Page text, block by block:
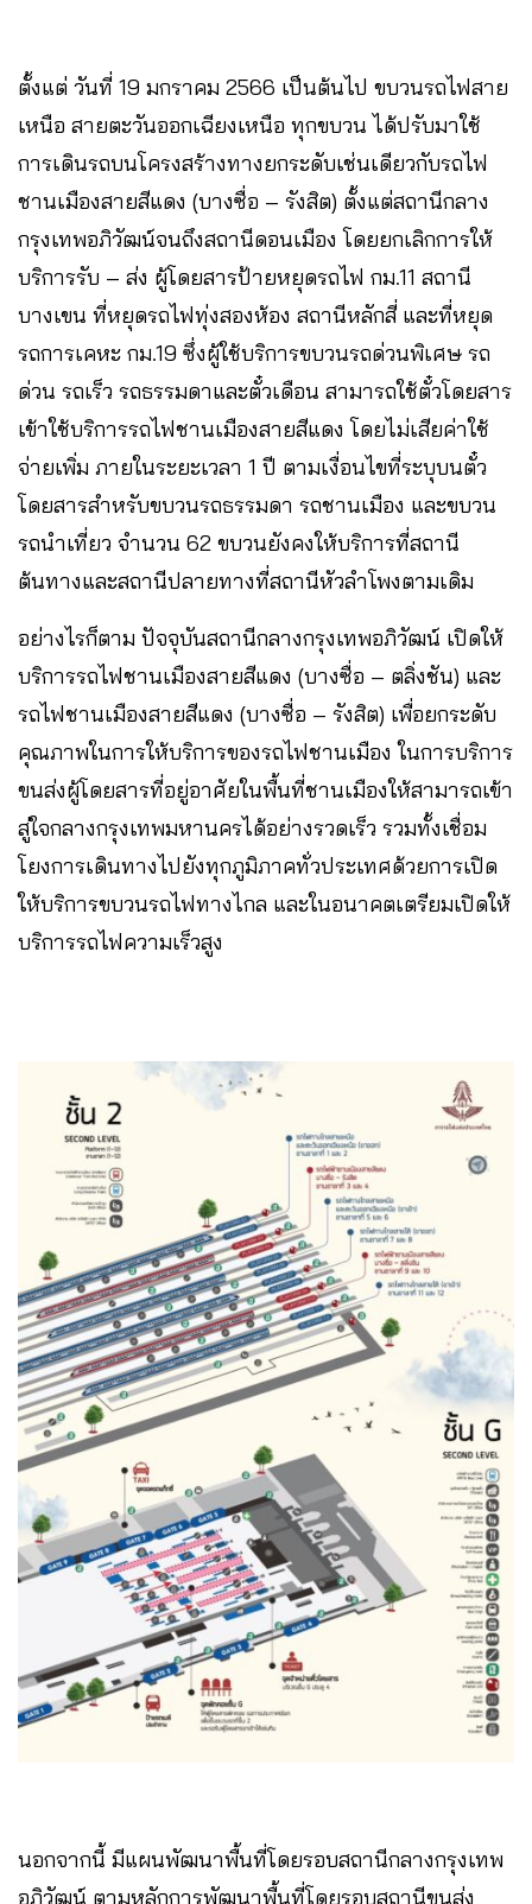
ตั้งแต่ วันที่ 19 มกราคม 2566 เป็นต้นไป ขบวนรถไฟสาย
เหนือ สายตะวันออกเฉียงเหนือ ทุกขบวน ได้ปรับมาใช้
การเดินรถบนโครงสร้างทางยกระดับเช่นเดียวกับรถไฟ
ชานเมืองสายสีแดง (บางซื่อ – รังสิต) ตั้งแต่สถานีกลาง
กรุงเทพอภิวัฒน์จนถึงสถานีดอนเมือง โดยยกเลิกการให้
บริการรับ – ส่ง ผู้โดยสารป้ายหยุดรถไฟ กม.11 สถานี
บางเขน ที่หยุดรถไฟทุ่งสองห้อง สถานีหลักสี่ และที่หยุด
รถการเคหะ กม.19 ซึ่งผู้ใช้บริการขบวนรถด่วนพิเศษ รถ
ด่วน รถเร็ว รถธรรมดาและตั๋วเดือน สามารถใช้ตั๋วโดยสาร
เข้าใช้บริการรถไฟชานเมืองสายสีแดง โดยไม่เสียค่าใช้
จ่ายเพิ่ม ภายในระยะเวลา 1 ปี ตามเงื่อนไขที่ระบุบนตั๋ว
โดยสารสำหรับขบวนรถธรรมดา รถชานเมือง และขบวน
รถนำเที่ยว จำนวน 62 ขบวนยังคงให้บริการที่สถานี
ต้นทางและสถานีปลายทางที่สถานีหัวลำโพงตามเดิม
อย่างไรก็ตาม ปัจจุบันสถานีกลางกรุงเทพอภิวัฒน์ เปิดให้
บริการรถไฟชานเมืองสายสีแดง (บางซื่อ – ตลิ่งชัน) และ
รถไฟชานเมืองสายสีแดง (บางซื่อ – รังสิต) เพื่อยกระดับ
คุณภาพในการให้บริการของรถไฟชานเมือง ในการบริการ
ขนส่งผู้โดยสารที่อยู่อาศัยในพื้นที่ชานเมืองให้สามารถเข้า
สู่ใจกลางกรุงเทพมหานครได้อย่างรวดเร็ว รวมทั้งเชื่อม
โยงการเดินทางไปยังทุกภูมิภาคทั่วประเทศด้วยการเปิด
ให้บริการขบวนรถไฟทางไกล และในอนาคตเตรียมเปิดให้
บริการรถไฟความเร็วสูง
นอกจากนี้ มีแผนพัฒนาพื้นที่โดยรอบสถานีกลางกรุงเทพ
อภิวัฒน์ ตามหลักการพัฒนาพื้นที่โดยรอบสถานีขนส่ง